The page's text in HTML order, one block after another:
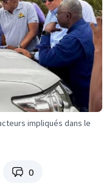
impliqués dans le
0